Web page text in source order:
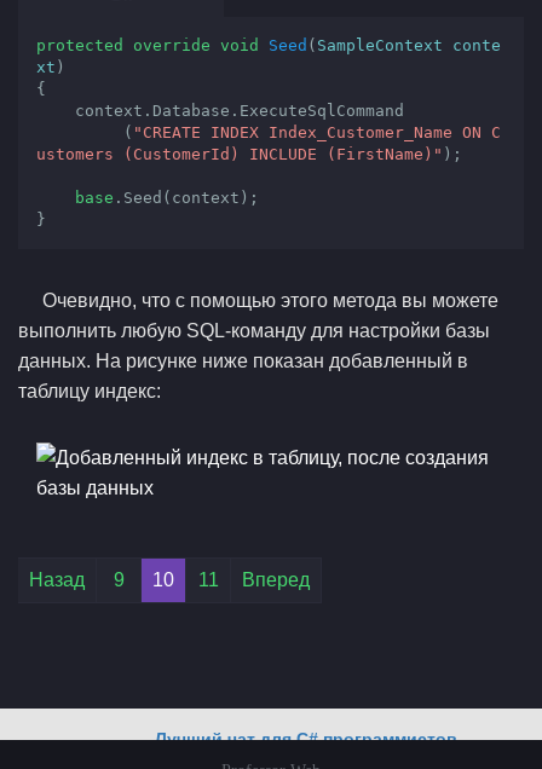
protected override void Seed ( SampleContext conte
xt
{
         (
"CREATE INDEX Index_Customer_Name ON C
ustomers (CustomerId) INCLUDE (FirstName)" );
base .Seed(context);
}
Очевидно, что с помощью этого метода вы можете
выполнить любую SQL-команду для настройки базы
данных. На рисунке ниже показан добавленный в
таблицу индекс:
Лучший чат для C# программистов